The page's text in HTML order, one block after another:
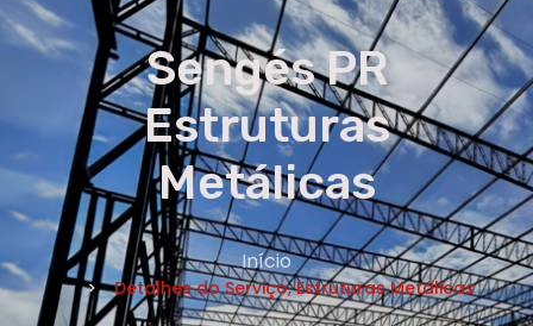
×
ORÇAMENTO
NOME *
E-MAIL *
TELEFONE *
CIDADE *